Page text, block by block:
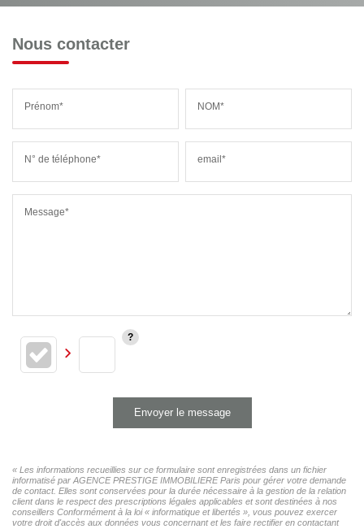
Nous contacter
Prénom* NOM*
N° de téléphone* email*
Message*
Envoyer le message
« Les informations recueillies sur ce formulaire sont enregistrées dans un fichier
informatisé par AGENCE PRESTIGE IMMOBILIERE Paris pour gérer votre demande
de contact. Elles sont conservées pour la durée nécessaire à la gestion de la relation
client dans le respect des prescriptions légales applicables et sont destinées à nos
conseillers Conformément à la loi « informatique et libertés », vous pouvez exercer
votre droit d'accès aux données vous concernant et les faire rectifier en contactant